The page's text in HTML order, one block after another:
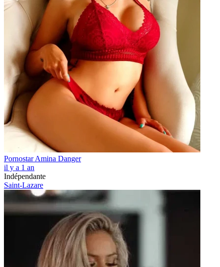
Pornostar Amina Danger
il y a 1 an
Indépendante
Saint-Lazare